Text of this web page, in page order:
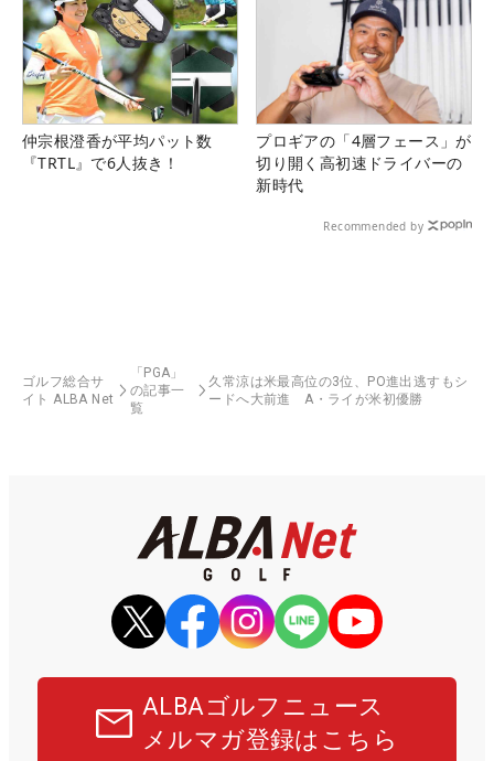
仲宗根澄香が平均パット数
『TRTL』で6人抜き！
プロギアの「4層フェース」が
切り開く高初速ドライバーの
新時代
Recommended by
ゴルフ総合サ
イト ALBA Net
「PGA」
の記事一
覧
久常涼は米最高位の3位、PO進出逃すもシ
ードへ大前進 A・ライが米初優勝
ALBAゴルフニュース
メルマガ登録はこちら